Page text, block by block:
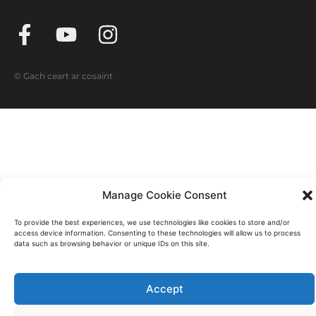
Manage Cookie Consent
To provide the best experiences, we use technologies like cookies to store and/or
access device information. Consenting to these technologies will allow us to process
data such as browsing behavior or unique IDs on this site.
Accept
© Gach ceart ar cosaint